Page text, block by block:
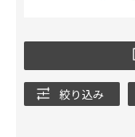
絞り込み